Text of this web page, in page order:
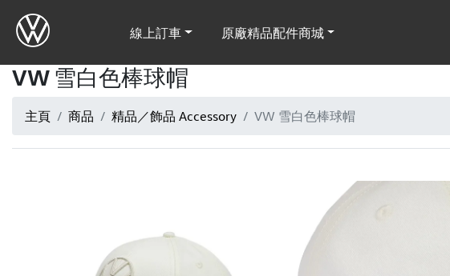
線上訂車 原廠精品配件商城
VW 雪白色棒球帽
主頁 商品 精品／飾品 Accessory VW 雪白色棒球帽